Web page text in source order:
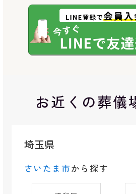
お近くの葬儀
埼玉県
さいたま市から探す